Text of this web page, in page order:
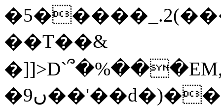
��T��&
�9ں��'��d�)���(�[����%��u��ȁ�2'=�Yn�!